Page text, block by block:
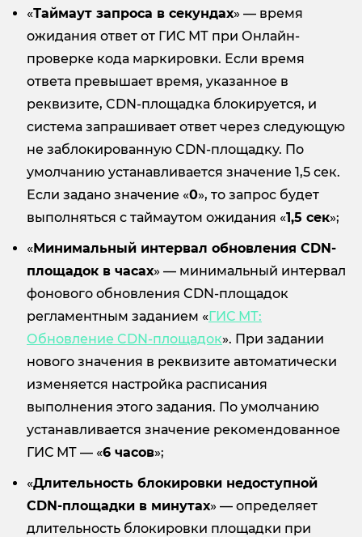
«Таймаут запроса в секундах» — время
ожидания ответ от ГИС МТ при Онлайн-
проверке кода маркировки. Если время
ответа превышает время, указанное в
реквизите, CDN-площадка блокируется, и
система запрашивает ответ через следующую
не заблокированную CDN-площадку. По
умолчанию устанавливается значение 1,5 сек.
Если задано значение «0», то запрос будет
выполняться с таймаутом ожидания «1,5 сек»;
«Минимальный интервал обновления CDN-
площадок в часах» — минимальный интервал
фонового обновления CDN-площадок
регламентным заданием «ГИС МТ:
Обновление CDN -площадок». При задании
нового значения в реквизите автоматически
изменяется настройка расписания
выполнения этого задания. По умолчанию
устанавливается значение рекомендованное
ГИС МТ — «6 часов»;
«Длительность блокировки недоступной
CDN-площадки в минутах» — определяет
длительность блокировки площадки при